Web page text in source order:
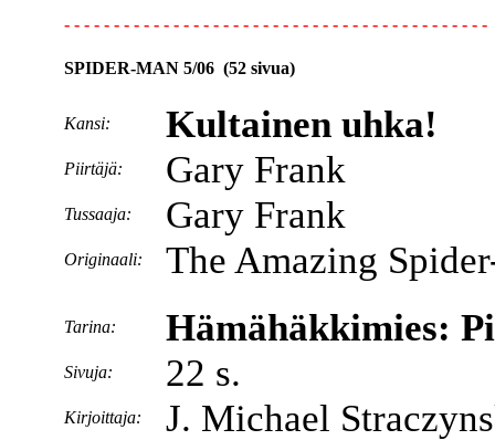
- - - - - - - - - - - - - - - - - - - - - - - - - - - - - - - - - - - - - - - - - - -
SPIDER-MAN 5/06 (52 sivua)
Kansi: Kultainen uhka!
Piirtäjä: Gary Frank
Tussaaja: Gary Frank
Originaali: The Amazing
Tarina: Hämähäkkimies:
Sivuja: 22 s.
Kirjoittaja: J. Michael